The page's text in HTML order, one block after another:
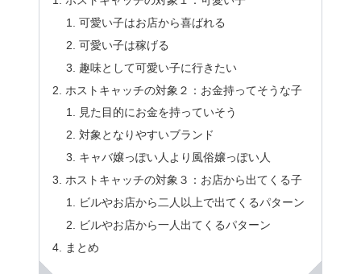
可愛い子はお店から喜ばれる
可愛い子は稼げる
趣味として可愛い子に行きたい
ホストキャッチの対象２：お金持ってそうな子
見た目的にお金を持っていそう
対象となりやすいブランド
キャバ嬢っぽい人より風俗嬢っぽい人
ホストキャッチの対象３：お店から出てくる子
ビルやお店から二人以上で出てくるパターン
ビルやお店から一人出てくるパターン
まとめ